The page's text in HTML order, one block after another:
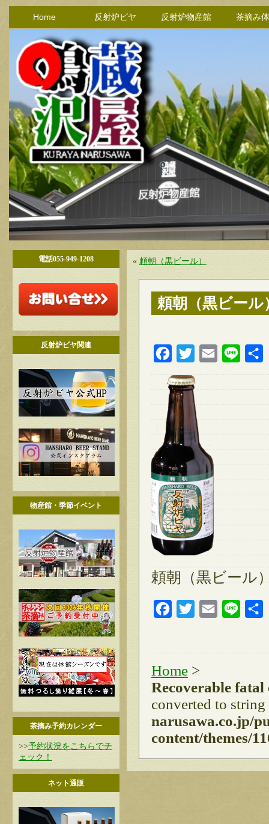
Home 反射炉ビヤ 反射炉物産館 茶摘み
電話055-949-1208
反射炉ビヤ関連
物産館・季節イベント
茶摘み予約カレンダー
>>予約状況をこちらでチ
ェック！
ネット通販
« 頼朝（黒ビール）
頼朝（黒ビール
FacebookTwitter Email Line
頼朝（黒ビール
FacebookTwitter Email Line
Home >
Recoverable
converted to
narusawa.co.jp/
content/themes/